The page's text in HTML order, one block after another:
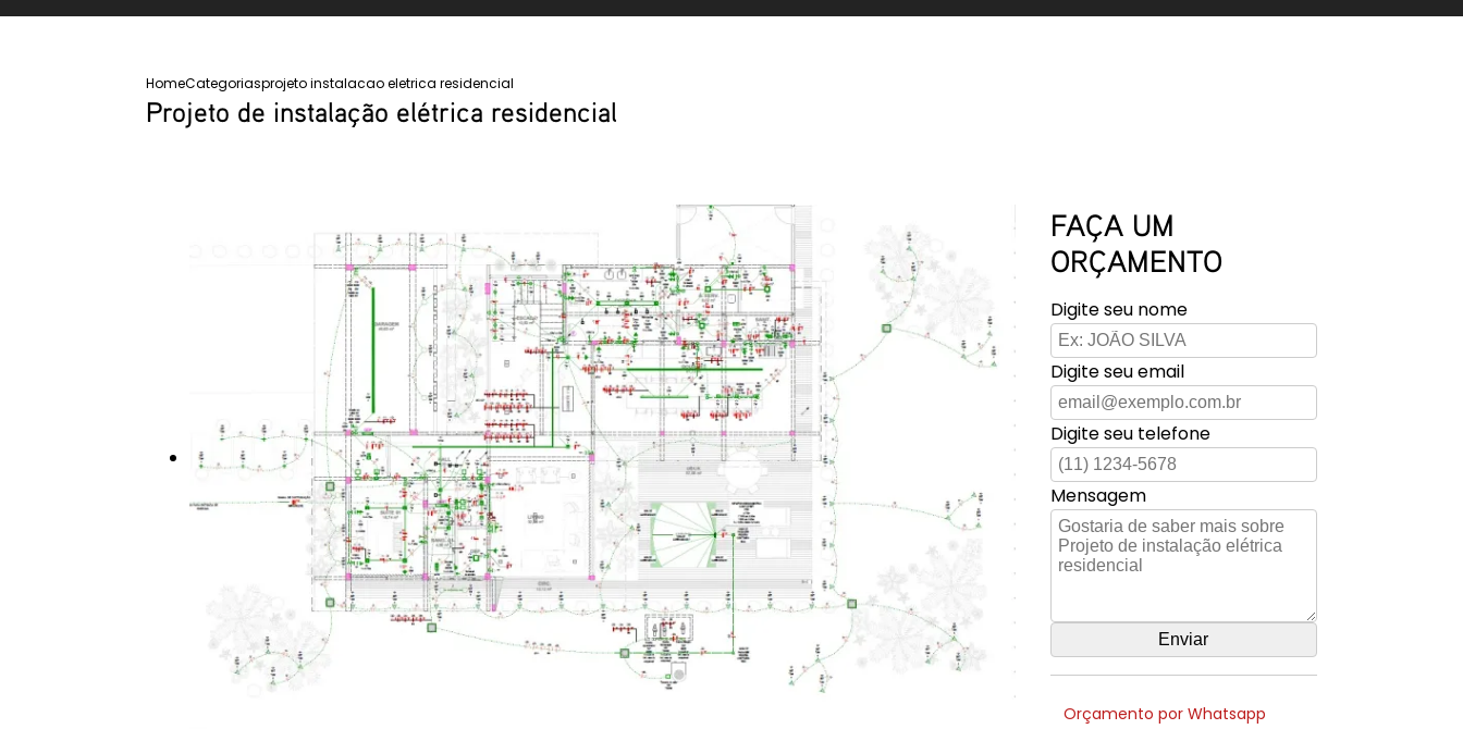
HomeCategoriasprojeto instalacao eletrica residencial
Projeto de instalação elétrica residencial
FAÇA UM
ORÇAMENTO
Digite seu nome
Digite seu email
Digite seu telefone
Mensagem
Orçamento por Whatsapp